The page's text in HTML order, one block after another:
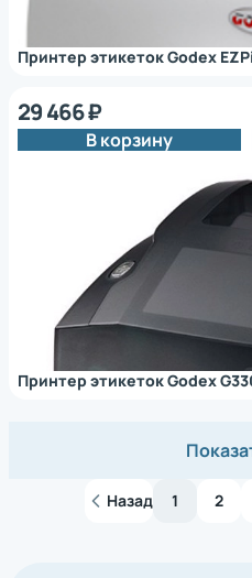
Базовая цена
Bixolon
Принтер этикеток Godex
Принтер этикеток Godex
29 466 ₽
В корзину
Назад 1 2